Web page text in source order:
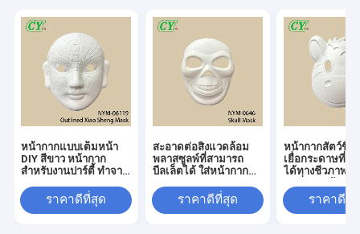
หน้ากากแบบเต็มหน้า
DIY สีขาว หน้ากาก
สำหรับงานปาร์ตี้ ทำจาก
ระบายสีได้ สำหรับ
ฮาโลวีน
ราคาดีที่สุด
สะอาดต่อสิ่งแวดล้อม
พลาสซูลพ์ที่สามารถ
บีลเล็ตได้ ใส่หน้ากาก
ราคาดีที่สุด
หน้ากากสัตว์ขึ้น
เยื่อกระดาษที่ย่
ได้ทางชีวภาพ เ
พ่นสีได้ตามต้อง
สำหรับงานเฉลิ
ราคาดีที่